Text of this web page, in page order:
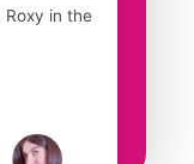
Roxy in the